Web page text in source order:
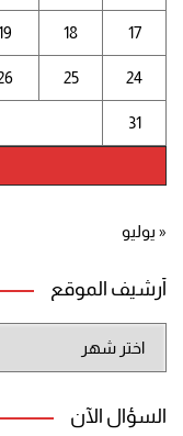
17
18
24
25
31
« يوليو
أرشيف الموقع
الموقع
السؤال الآن